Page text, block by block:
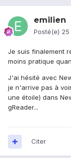
emilien
Posté(e) 25
Je suis finalement
moins pratique
J'ai hésité avec
je n'arrive pas à
une étoile) dans
gReader...
Citer